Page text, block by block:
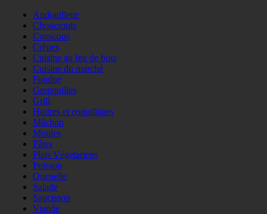
Andouillette
Choucroute
Couscous
Crêpes
Cuisine au feu de bois
Cuisine du marché
Fondue
Grenouilles
Grill
Huitres et coquillages
Mâchon
Moules
Pâtes
Plats Végétariens
Poisson
Quenelle
Salade
Saucisson
Viande